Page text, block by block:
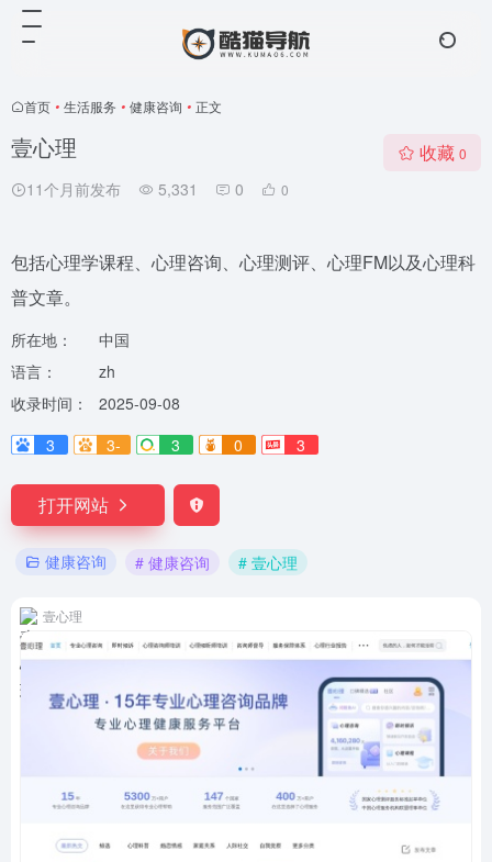
首页 • 生活服务 • 健康咨询 • 正文
壹心理
11个月前发布 5,331 0 0
收藏 0
包括心理学课程、心理咨询、心理测评、心理FM以及心理科
普文章。
所在地：
中国
语言：
zh
收录时间：
2025-09-08
3
3- 3 0 3
打开网站
健康咨询 # 健康咨询 # 壹心理
壹心理